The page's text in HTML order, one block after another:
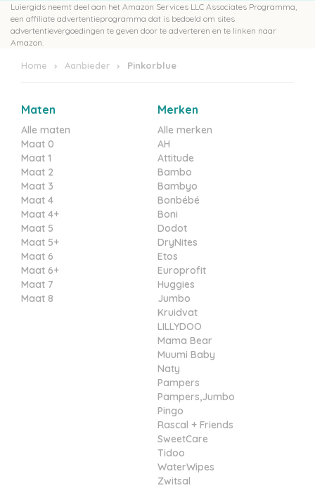
Luiergids neemt deel aan het Amazon Services LLC Associates Programma,
een affiliate advertentieprogramma dat is bedoeld om sites
advertentievergoedingen te geven door te adverteren en te linken naar
Amazon.
Home Aanbieder Pinkorblue
Maten
Alle maten
Maat 0
Maat 1
Maat 2
Maat 3
Maat 4
Maat 4+
Maat 5
Maat 5+
Maat 6
Maat 6+
Maat 7
Maat 8
Merken
Alle merken
AH
Attitude
Bambo
Bambyo
Bonbébé
Boni
Dodot
DryNites
Etos
Europrofit
Huggies
Jumbo
Kruidvat
LILLYDOO
Mama Bear
Muumi Baby
Naty
Pampers
Pampers,Jumbo
Pingo
Rascal + Friends
SweetCare
Tidoo
WaterWipes
Zwitsal